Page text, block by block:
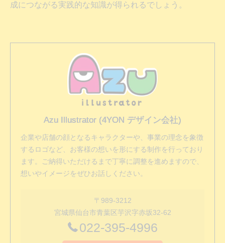
成につながる実践的な知識が得られるでしょう。
Azu Illustrator (4YON デザイン会社)
企業や店舗の顔となるキャラクターや、事業の理念を象徴
するロゴなど、お客様の想いを形にする制作を行っており
ます。ご納得いただけるまで丁寧に調整を進めますので、
想いやイメージをぜひお話しください。
〒989-3212
宮城県仙台市青葉区芋沢字赤坂32-62
022-395-4996